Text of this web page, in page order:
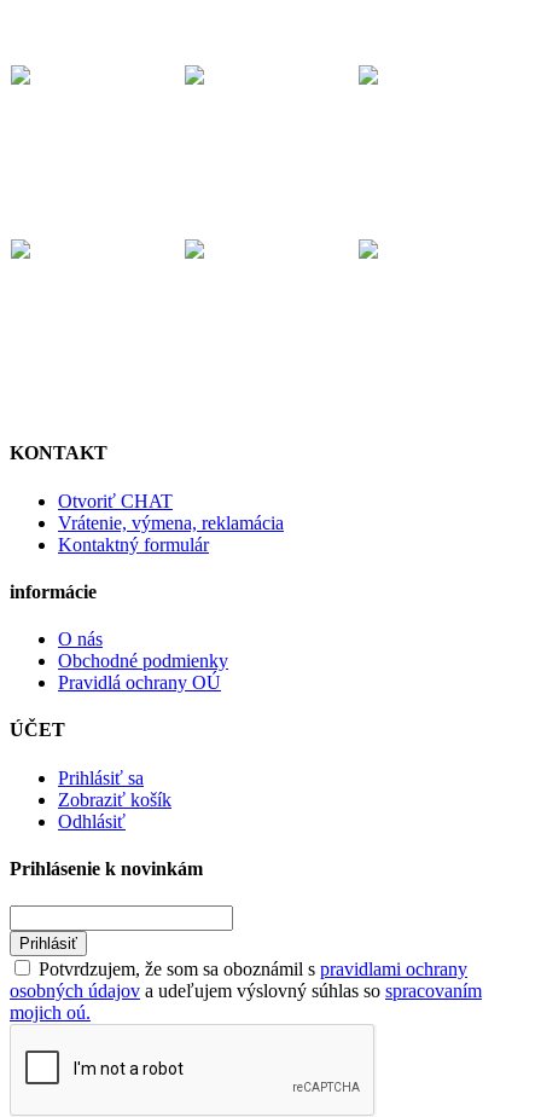
KONTAKT
Otvoriť CHAT
Vrátenie, výmena, reklamácia
Kontaktný formulár
informácie
O nás
Obchodné podmienky
Pravidlá ochrany OÚ
ÚČET
Prihlásiť sa
Zobraziť košík
Odhlásiť
Prihlásenie k novinkám
Prihlásiť
Potvrdzujem, že som sa oboznámil s pravidlami ochrany
osobných údajov a udeľujem výslovný súhlas so spracovaním
mojich oú.